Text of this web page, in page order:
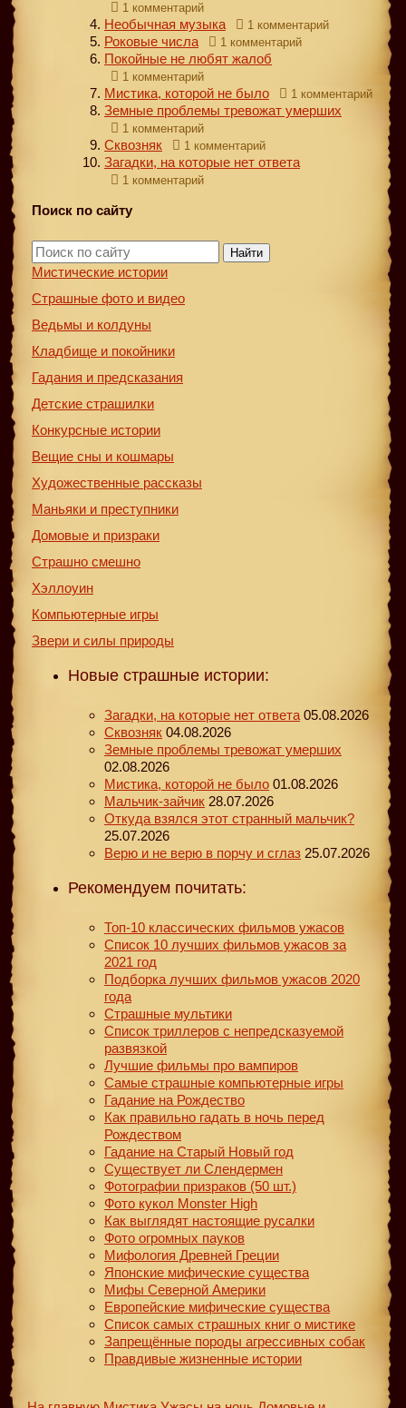
1 комментарий
Необычная музыка 1 комментарий
Роковые числа 1 комментарий
Покойные не любят жалоб
1 комментарий
Мистика, которой не было 1 комментарий
Земные проблемы тревожат умерших
1 комментарий
Сквозняк 1 комментарий
Загадки, на которые нет ответа
1 комментарий
Поиск по сайту
Найти
Мистические истории
Страшные фото и видео
Ведьмы и колдуны
Кладбище и покойники
Гадания и предсказания
Детские страшилки
Конкурсные истории
Вещие сны и кошмары
Художественные рассказы
Маньяки и преступники
Домовые и призраки
Страшно смешно
Хэллоуин
Компьютерные игры
Звери и силы природы
Новые страшные истории:
Загадки, на которые нет ответа 05.08.2026
Сквозняк 04.08.2026
Земные проблемы тревожат умерших
02.08.2026
Мистика, которой не было 01.08.2026
Мальчик-зайчик 28.07.2026
Откуда взялся этот странный мальчик?
25.07.2026
Верю и не верю в порчу и сглаз 25.07.2026
Рекомендуем почитать:
Топ-10 классических фильмов ужасов
Список 10 лучших фильмов ужасов за
2021 год
Подборка лучших фильмов ужасов 2020
года
Страшные мультики
Список триллеров с непредсказуемой
развязкой
Лучшие фильмы про вампиров
Самые страшные компьютерные игры
Гадание на Рождество
Как правильно гадать в ночь перед
Рождеством
Гадание на Старый Новый год
Существует ли Слендермен
Фотографии призраков (50 шт.)
Фото кукол Monster High
Как выглядят настоящие русалки
Фото огромных пауков
Мифология Древней Греции
Японские мифические существа
Мифы Северной Америки
Европейские мифические существа
Список самых страшных книг о мистике
Запрещённые породы агрессивных собак
Правдивые жизненные истории